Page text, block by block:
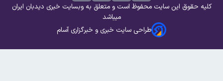
کلیه حقوق این سایت محفوظ است و متعلق به وبسایت خبری دیدبان ایران
میباشد
طراحی سایت خبری و خبرگزاری آسام